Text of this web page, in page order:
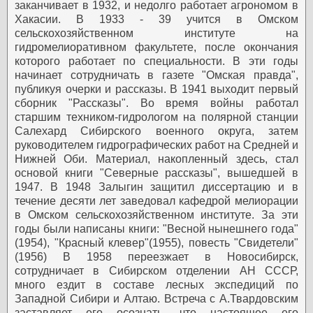
заканчивает в 1932, и недолго работает агрономом в
Хакасии. В 1933 - 39 учится в Омском
сельскохозяйственном институте на
гидромелиоративном факультете, после окончания
которого работает по специальности. В эти годы
начинает сотрудничать в газете "Омская правда",
публикуя очерки и рассказы. В 1941 выходит первый
сборник "Рассказы". Во время войны работал
старшим техником-гидрологом на полярной станции
Салехард Сибирского военного округа, затем
руководителем гидрографических работ на Средней и
Нижней Оби. Материал, накопленный здесь, стал
основой книги "Северные рассказы", вышедшей в
1947. В 1948 Залыгин защитил диссертацию и в
течение десяти лет заведовал кафедрой мелиорации
в Омском сельскохозяйственном институте. За эти
годы были написаны книги: "Весной нынешнего года"
(1954), "Красный клевер"(1955), повесть "Свидетели"
(1956) В 1958 переезжает в Новосибирск,
сотрудничает в Сибирском отделении АН СССР,
много ездит в составе лесных экспедиций по
Западной Сибири и Алтаю. Встреча с А.Твардовским